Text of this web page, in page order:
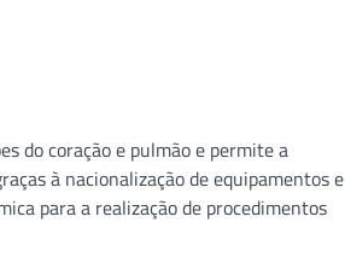
do coração e pulmão e permite a
à nacionalização de equipamentos e
para a realização de procedimentos